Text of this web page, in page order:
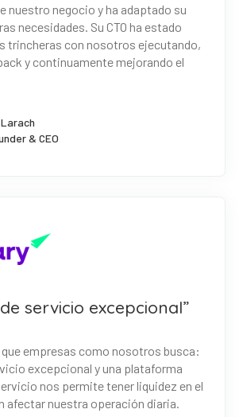
nuestro negocio y ha adaptado su
necesidades. Su CTO ha estado
trincheras con nosotros ejecutando,
y continuamente mejorando el
& CEO
servicio excepcional”
empresas como nosotros busca:
excepcional y una plataforma
nos permite tener liquidez en el
afectar nuestra operación diaria.